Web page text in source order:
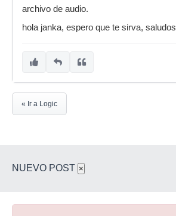
archivo de audio.
hola janka, espero que te sirva, saludos
« Ir a Logic
NUEVO POST ×